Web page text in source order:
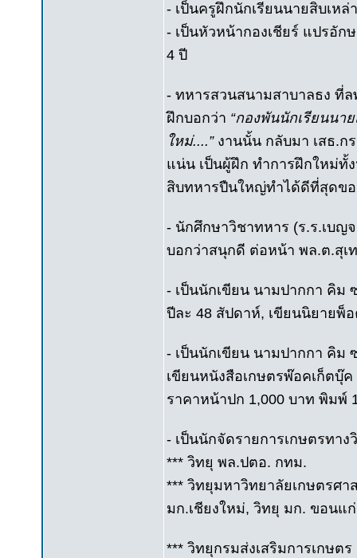
- เป็นครูฝึกนักเรียนนายสิบเห
- เป็นหัวหน้ากองเชียร์ แปรอั
4 ปี
- ทหารสวนสนามสาบาลธง ที่
ฝึกบอกว่า “กองพันนักเรียนนา
ใหม่....” งานนั้น กลับมา เสธ.ก
แน่น เป็นผู้ฝึก ทำการฝึกใหม่ทั้
สิบทหารปืนใหญ่ทำได้ดีที่สุดข
- นักศึกษาวิชาทหาร (ร.ร.เบ
บอกว่าสนุกดี ต่อหน้า พล.ต.สุเ
- เป็นนักเขียน นามปากกา คิม
ปีละ 48 สัปดาห์, เขียนนิยายพ็
- เป็นนักเขียน นามปากกา คิม
เขียนหนังสือเกษตรพ๊อคเก็ตบุ๊ค
ราคาหน้าปก 1,000 บาท พิมพ์
- เป็นนักจัดรายการเกษตรทาง
*** วิทยุ พล.ปตอ. กทม.
*** วิทยุมหาวิทยาลัยเกษตรศ
มก.เชียงใหม่, วิทยุ มก. ขอนแ
*** วิทยุกรมส่งเสริมการเกษต